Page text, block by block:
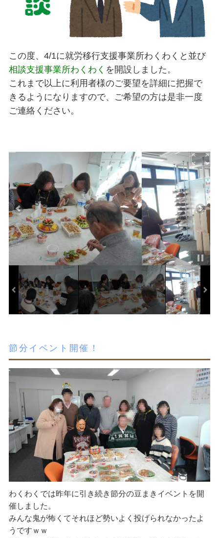
この度、4/1に就労移行支援事業所わくわくと並び
相談支援事業所わくわく を開設しました。
これまで以上に利用者様のご要望を詳細に把握で
きるようになりますので、ご希望の方は是非一度
ご連絡ください。
節分イベント開催！
わくわくでは昨年に引き続き節分の豆まきイベントを開
催しました。
みんな鬼が怖くてそれほど勢いよく投げられなかったよ
うですｗｗ